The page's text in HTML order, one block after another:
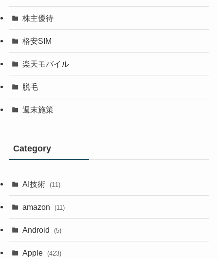
株主優待
格安SIM
楽天モバイル
脱毛
週末施策
Category
AI技術 (11)
amazon (11)
Android (5)
Apple (423)